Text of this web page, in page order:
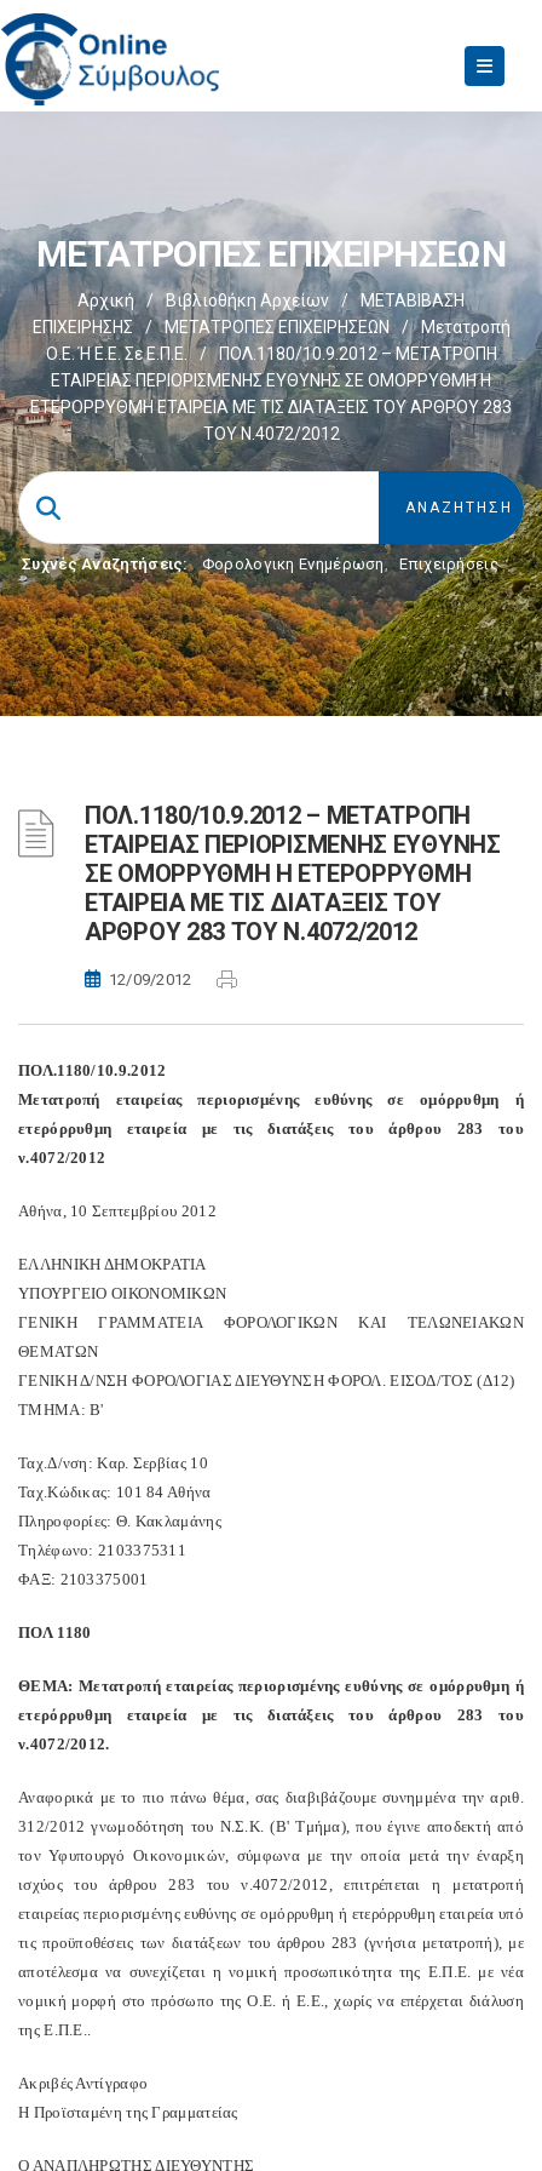
ΜΕΤΑΤΡΟΠΕΣ ΕΠΙΧΕΙΡΗΣΕΩΝ
Αρχική / Βιβλιοθήκη Αρχείων /
ΜΕΤΑΒΙΒΑΣΗ
ΕΠΙΧΕIΡΗΣΗΣ
/ ΜΕΤΑΤΡΟΠΕΣ ΕΠΙΧΕΙΡΗΣΕΩΝ /
Μετατροπή
Ο.Ε. Ή Ε.Ε. Σε Ε.Π.Ε.
/
ΠΟΛ.1180/10.9.2012 – ΜΕΤΑΤΡΟΠΗ
ΕΤΑΙΡΕΙΑΣ ΠΕΡΙΟΡΙΣΜΕΝΗΣ ΕΥΘΥΝΗΣ ΣΕ ΟΜΟΡΡΥΘΜΗ Η
ΕΤΕΡΟΡΡΥΘΜΗ ΕΤΑΙΡΕΙΑ ΜΕ ΤΙΣ ΔΙΑΤΑΞΕΙΣ ΤΟΥ ΑΡΘΡΟΥ 283
ΤΟΥ Ν.4072/2012
Συχνές Αναζητήσεις: Φορολογικη Ενημέρωση, Επιχειρήσεις
ΠΟΛ.1180/10.9.2012 – ΜΕΤΑΤΡΟΠΗ
ΕΤΑΙΡΕΙΑΣ ΠΕΡΙΟΡΙΣΜΕΝΗΣ ΕΥΘΥΝΗΣ
ΣΕ ΟΜΟΡΡΥΘΜΗ Η ΕΤΕΡΟΡΡΥΘΜΗ
ΕΤΑΙΡΕΙΑ ΜΕ ΤΙΣ ΔΙΑΤΑΞΕΙΣ ΤΟΥ
ΑΡΘΡΟΥ 283 ΤΟΥ Ν.4072/2012
12/09/2012
ΠΟΛ.1180/10.9.2012
Μετατροπή εταιρείας περιορισμένης ευθύνης σε ομόρρυθμη ή
ετερόρρυθμη εταιρεία με τις διατάξεις του άρθρου 283 του
ν.4072/2012
Αθήνα, 10 Σεπτεμβρίου 2012
ΕΛΛΗΝΙΚΗ ΔΗΜΟΚΡΑΤΙΑ
ΥΠΟΥΡΓΕΙΟ ΟΙΚΟΝΟΜΙΚΩΝ
ΓΕΝΙΚΗ ΓΡΑΜΜΑΤΕΙΑ ΦΟΡΟΛΟΓΙΚΩΝ ΚΑΙ ΤΕΛΩΝΕΙΑΚΩΝ
ΘEMΑΤΩΝ
ΓΕΝΙΚΗ Δ/ΝΣΗ ΦΟΡΟΛΟΓΙΑΣ ΔΙΕΥΘΥΝΣΗ ΦΟΡΟΛ. ΕΙΣΟΔ/ΤΟΣ (Δ12)
ΤΜΗΜΑ: Β'
Ταχ.Δ/νση: Καρ. Σερβίας 10
Ταχ.Κώδικας: 101 84 Αθήνα
Πληροφορίες: Θ. Κακλαμάνης
Τηλέφωνο: 2103375311
ΦΑΞ: 2103375001
ΠΟΛ 1180
ΘΕΜΑ: Μετατροπή εταιρείας περιορισμένης ευθύνης σε ομόρρυθμη ή
ετερόρρυθμη εταιρεία με τις διατάξεις του άρθρου 283 του
ν.4072/2012.
Αναφορικά με το πιο πάνω θέμα, σας διαβιβάζουμε συνημμένα την αριθ.
312/2012 γνωμοδότηση του Ν.Σ.Κ. (Β' Τμήμα), που έγινε αποδεκτή από
τον Υφυπουργό Οικονομικών, σύμφωνα με την οποία μετά την έναρξη
ισχύος του άρθρου 283 του ν.4072/2012, επιτρέπεται η μετατροπή
εταιρείας περιορισμένης ευθύνης σε ομόρρυθμη ή ετερόρρυθμη εταιρεία υπό
τις προϋποθέσεις των διατάξεων του άρθρου 283 (γνήσια μετατροπή), με
αποτέλεσμα να συνεχίζεται η νομική προσωπικότητα της Ε.Π.Ε. με νέα
νομική μορφή στο πρόσωπο της Ο.Ε. ή Ε.Ε., χωρίς να επέρχεται διάλυση
της Ε.Π.Ε..
Ακριβές Αντίγραφο
Η Προϊσταμένη της Γραμματείας
Ο ΑΝΑΠΛΗΡΩΤΗΣ ΔΙΕΥΘΥΝΤΗΣ